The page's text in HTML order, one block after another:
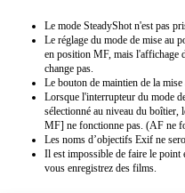
Le mode SteadyShot n'est pas
Le réglage du mode de mise au
en position MF, mais l'affichage
change pas.
Le bouton de maintien de la
Lorsque l'interrupteur du mode
sélectionné au niveau du boîtier,
MF] ne fonctionne pas. (AF ne
Les noms d’objectifs Exif ne
Il est impossible de faire le point
vous enregistrez des films.